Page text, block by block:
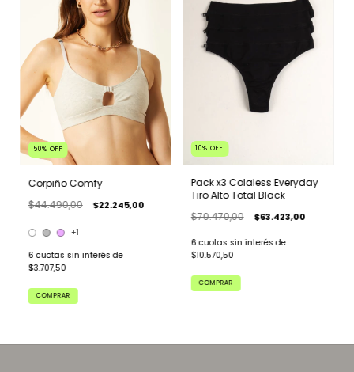
50% OFF
Corpiño Comfy
$44.490,00
$22.245,00
+1
6 cuotas sin interés de
$3.707,50
COMPRAR
10%OFF
Pack x3 Colaless Everyday
Tiro Alto Total Black
$70.470,00
$63.423,00
6 cuotas sin interés de
$10.570,50
COMPRAR